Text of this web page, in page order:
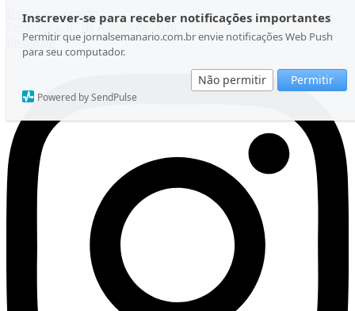
Inscrever-se para receber notificações importantes
Permitir que jornalsemanario.com.br envie notificações Web Push
para seu computador.
Não permitir Permitir
Powered by SendPulse
Ir para o conteúdo
Sexta-feira, 07 de Agosto de 2026
Instagram